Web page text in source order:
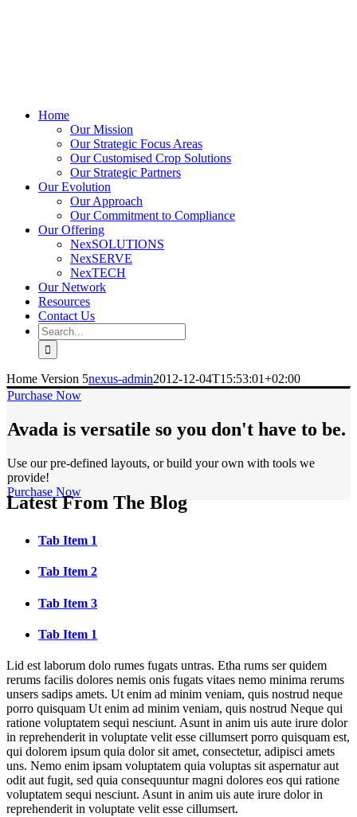
Home
Our Mission
Our Strategic Focus Areas
Our Customised Crop Solutions
Our Strategic Partners
Our Evolution
Our Approach
Our Commitment to Compliance
Our Offering
NexSOLUTIONS
NexSERVE
NexTECH
Our Network
Resources
Contact Us
Home Version 5nexus-admin2012-12-04T15:53:01+02:00
Purchase Now
Avada is versatile so you don't have to be.
Use our pre-defined layouts, or build your own with tools we
provide!
Purchase Now
Latest From The Blog
Tab Item 1
Tab Item 2
Tab Item 3
Tab Item 1
Lid est laborum dolo rumes fugats untras. Etha rums ser quidem
rerums facilis dolores nemis onis fugats vitaes nemo minima rerums
unsers sadips amets. Ut enim ad minim veniam, quis nostrud neque
porro quisquam Ut enim ad minim veniam, quis nostrud Neque qui
ratione voluptatem sequi nesciunt. Asunt in anim uis aute irure dolor
in reprehenderit in voluptate velit esse cillumsert porro quisquam est,
qui dolorem ipsum quia dolor sit amet, consectetur, adipisci amets
uns. Nemo enim ipsam voluptatem quia voluptas sit aspernatur aut
odit aut fugit, sed quia consequuntur magni dolores eos qui ratione
voluptatem sequi nesciunt. Asunt in anim uis aute irure dolor in
reprehenderit in voluptate velit esse cillumsert.